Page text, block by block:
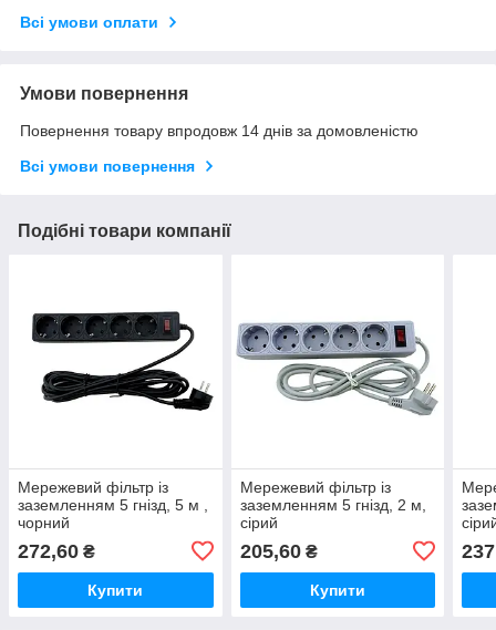
Всі умови оплати
Умови повернення
Повернення товару впродовж 14 днів за домовленістю
Всі умови повернення
Подібні товари компанії
Мережевий фільтр із
заземленням 5 гнізд, 5 м ,
чорний
272,60 ₴
Купити
Мережевий фільтр із
заземленням 5 гнізд, 2 м,
сірий
205,60₴
Купити